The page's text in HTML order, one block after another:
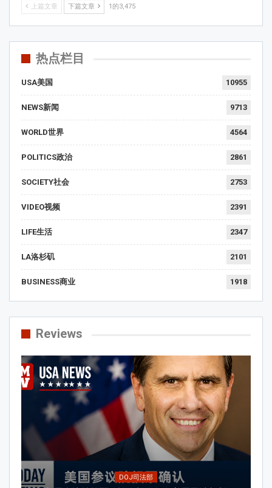
上篇文章 下篇文章 1的3,475
热点栏目
USA美国 10955
NEWS新闻 9713
WORLD世界 4564
POLITICS政治 2861
SOCIETY社会 2753
VIDEO视频 2391
LIFE生活 2347
LA洛杉矶 2101
BUSINESS商业 1918
Reviews
DOJ司法部